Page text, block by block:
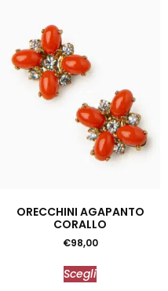
ORECCHINI AGAPANTO
CORALLO
€98,00
Scegli